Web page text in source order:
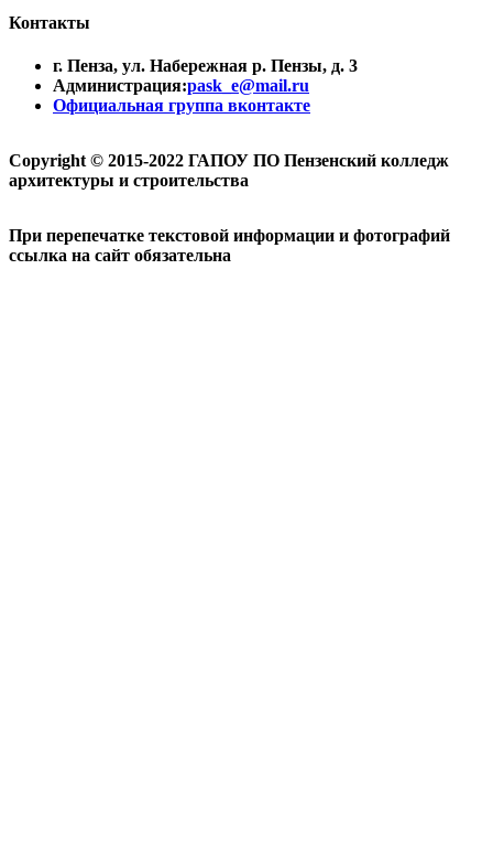
Контакты
г. Пенза, ул. Набережная р. Пензы, д. 3
Администрация:pask_e@mail.ru
Официальная группа вконтакте
Copyright © 2015-2022 ГАПОУ ПО Пензенский колледж
архитектуры и строительства
При перепечатке текстовой информации и фотографий
ссылка на сайт обязательна